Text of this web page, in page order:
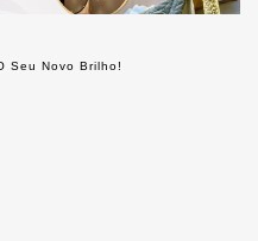
Seu Novo Brilho!